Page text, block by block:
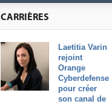
CARRIÈRES
Laetitia Varin
rejoint
Orange
Cyberdefense
pour créer
son canal de